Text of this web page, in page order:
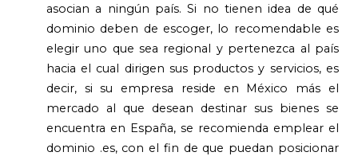
asocian a ningún país. Si no tienen idea de qué
dominio deben de escoger, lo recomendable es
elegir uno que sea regional y pertenezca al país
hacia el cual dirigen sus productos y servicios, es
decir, si su empresa reside en México más el
mercado al que desean destinar sus bienes se
encuentra en España, se recomienda emplear el
dominio .es, con el fin de que puedan posicionar